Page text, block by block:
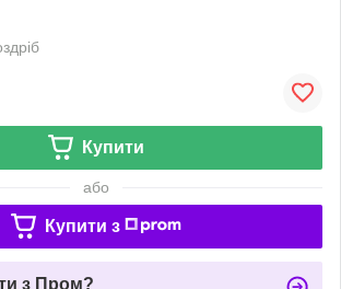
Купити
або
Купити з
з Пром?